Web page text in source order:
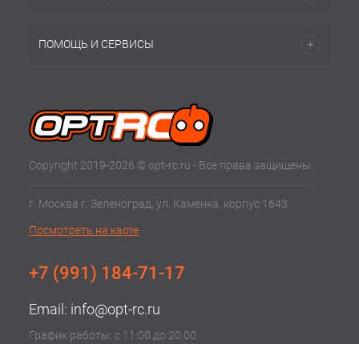
ПОМОЩЬ И СЕРВИСЫ
Copyright 2019-2026 © opt-rc.ru - Все права защищены.
г. Москва г. Зеленоград, ул. Каменка, корпус 1643
Посмотреть на карте
+7 (991) 184-71-17
Email: info@opt-rc.ru
График работы: с 11:00 до 20:00